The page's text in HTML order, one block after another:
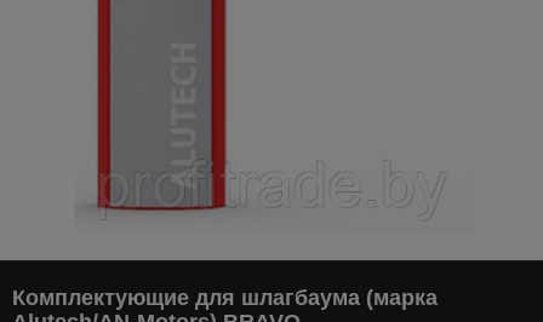
Комплектующие для шлагбаума (марка